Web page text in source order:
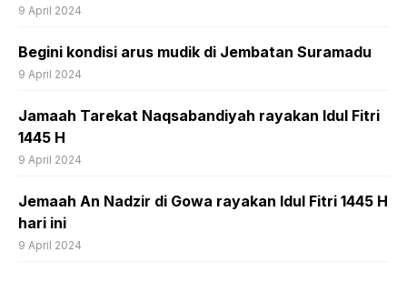
9 April 2024
Begini kondisi arus mudik di Jembatan Suramadu
9 April 2024
Jamaah Tarekat Naqsabandiyah rayakan Idul Fitri
1445 H
9 April 2024
Jemaah An Nadzir di Gowa rayakan Idul Fitri 1445 H
hari ini
9 April 2024